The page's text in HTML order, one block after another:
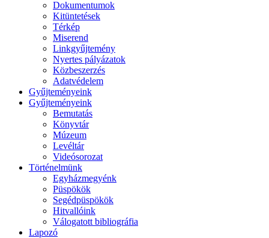
Dokumentumok
Kitüntetések
Térkép
Miserend
Linkgyűjtemény
Nyertes pályázatok
Közbeszerzés
Adatvédelem
Gyűjteményeink
Gyűjteményeink
Bemutatás
Könyvtár
Múzeum
Levéltár
Videósorozat
Történelmünk
Egyházmegyénk
Püspökök
Segédpüspökök
Hitvallóink
Válogatott bibliográfia
Lapozó